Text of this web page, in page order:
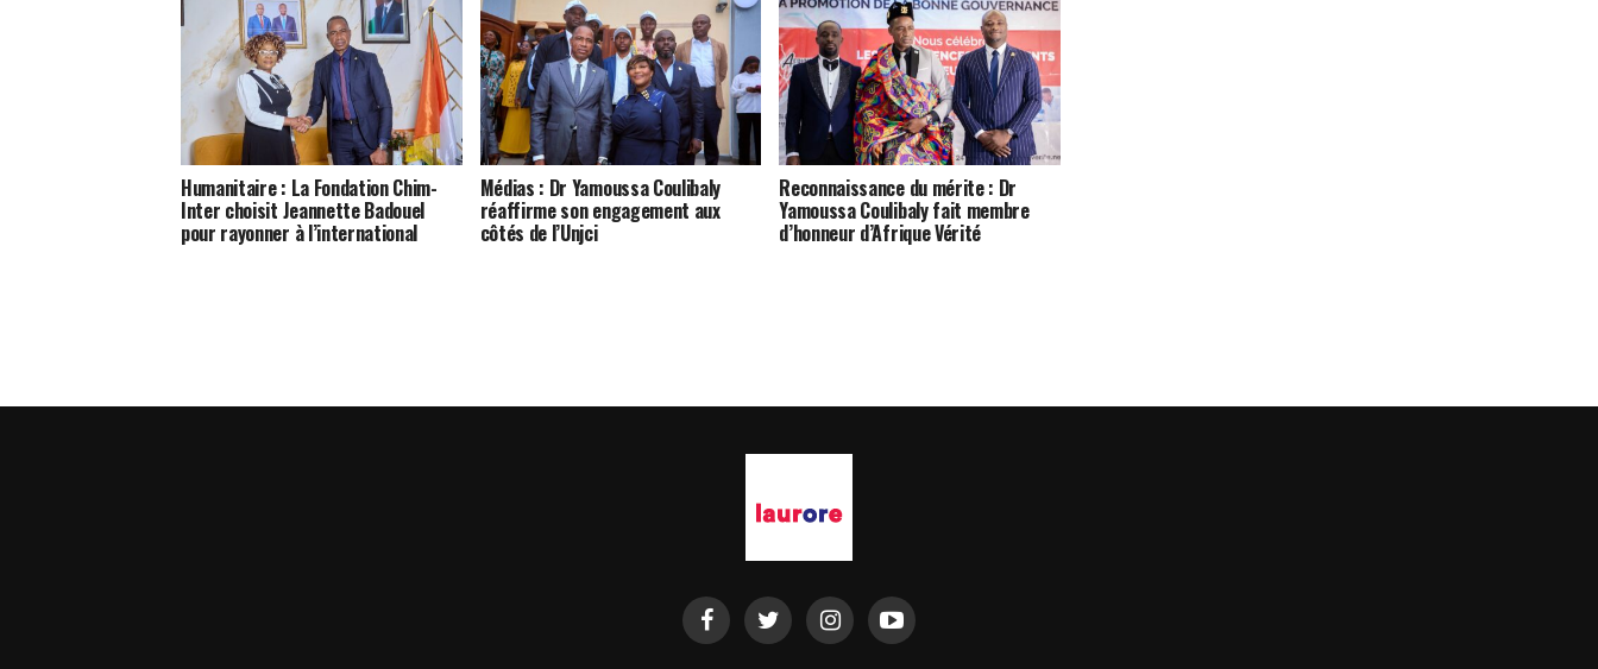
Humanitaire : La Fondation Chim-
Inter choisit Jeannette Badouel
pour rayonner à l’international
Médias : Dr Yamoussa Coulibaly
réaffirme son engagement aux
côtés de l’Unjci
Reconnaissance du mérite : Dr
Yamoussa Coulibaly fait membre
d’honneur d’Afrique Vérité